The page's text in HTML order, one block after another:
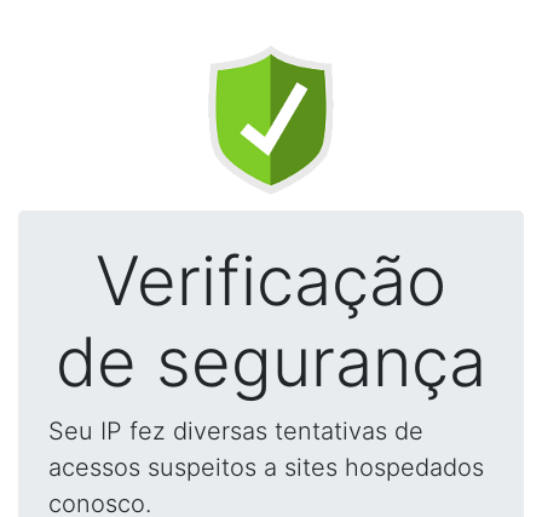
Verificação
de segurança
Seu IP fez diversas tentativas de
acessos suspeitos a sites hospedados
conosco.